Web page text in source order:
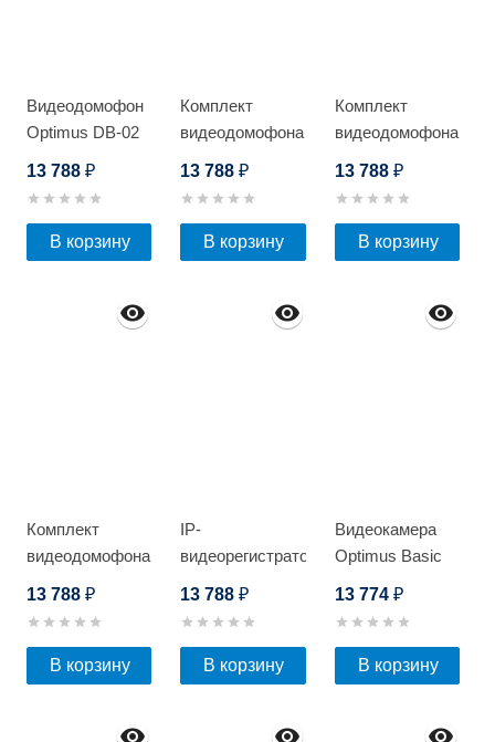
Видеодомофон
Optimus DB-02
13 788 ₽
В корзину
Комплект
видеодомофона
13 788₽
В корзину
Комплект
видеодомофона
13 788 ₽
В корзину
Комплект
видеодомофона
13 788 ₽
В корзину
IP-
видеорегистратор
13 788₽
В корзину
Видеокамера
Optimus Basic
13 774 ₽
В корзину